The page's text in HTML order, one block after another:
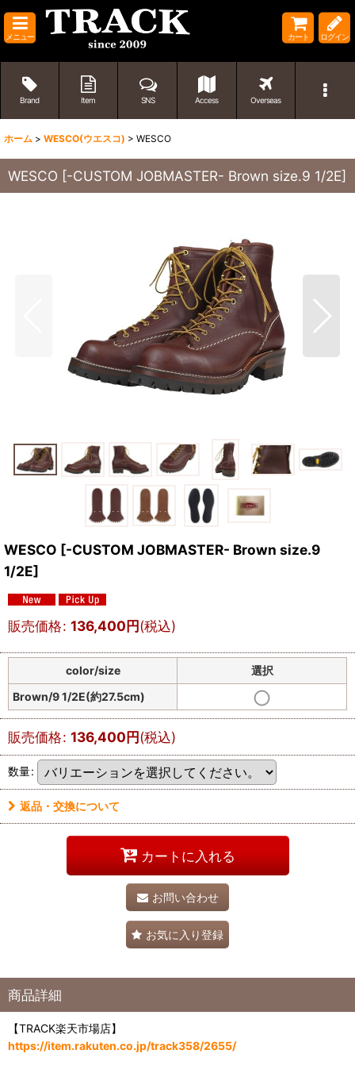
メニュー カート ログイン
Brand Item SNS Access Overseas
ホーム > WESCO(ウエスコ) > WESCO
WESCO [-CUSTOM JOBMASTER- Brown size.9 1/2E]
WESCO [-CUSTOM JOBMASTER- Brown size.9
1/2E]
販売価格: 136,400円(税込)
color/size
選択
Brown/9 1/2E(約27.5cm)
販売価格: 136,400円(税込)
数量:
返品・交換について
カートに入れる
お問い合わせ
お気に入り登録
商品詳細
【TRACK楽天市場店】
https://item.rakuten.co.jp/track358/2655/